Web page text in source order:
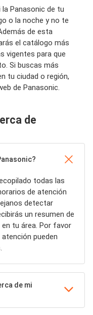
Panasonic de tu
o la noche y no te
de esta
el catálogo más
vigentes para que
Si buscas más
tu ciudad o región,
de Panasonic.
de
todas las
de atención
detectar
un resumen de
en tu área. Por favor
pueden
de mi